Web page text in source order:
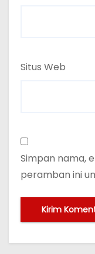
Situs Web
Simpan nama,
peramban ini